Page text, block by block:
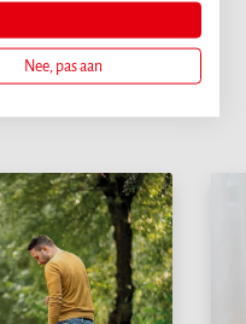
Nee, pas aan